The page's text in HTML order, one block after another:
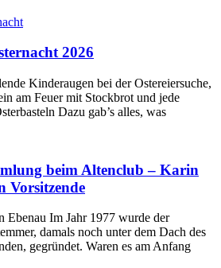
2026
Kinderaugen bei der Ostereiersuche,
am Feuer mit Stockbrot und jede
Dazu gab’s alles, was
beim Altenclub – Karin
Vorsitzende
Im Jahr 1977 wurde der
damals noch unter dem Dach des
gegründet. Waren es am Anfang